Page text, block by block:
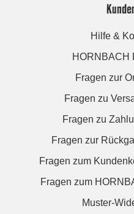
Hilfe &
HORNBACH
Fragen zur
Fragen zu
Fragen zu
Fragen zur
Fragen zum
Fragen zum
Muster-